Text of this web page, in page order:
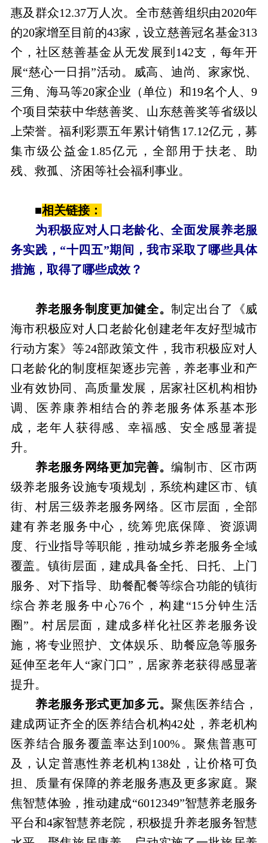
惠及群众12.37万人次。全市慈善组织由2020年
的20家增至目前的43家，设立慈善冠名基金313
个，社区慈善基金从无发展到142支，每年开
展“慈心一日捐”活动。威高、迪尚、家家悦、
三角、海马等20家企业（单位）和19名个人、9
个项目荣获中华慈善奖、山东慈善奖等省级以
上荣誉。福利彩票五年累计销售17.12亿元，募
集市级公益金1.85亿元，全部用于扶老、助
残、救孤、济困等社会福利事业。
■相关链接：
为积极应对人口老龄化、全面发展养老服
务实践，“十四五”期间，我市采取了哪些具体
措施，取得了哪些成效？
养老服务制度更加健全。制定出台了《威
海市积极应对人口老龄化创建老年友好型城市
行动方案》等24部政策文件，我市积极应对人
口老龄化的制度框架逐步完善，养老事业和产
业有效协同、高质量发展，居家社区机构相协
调、医养康养相结合的养老服务体系基本形
成，老年人获得感、幸福感、安全感显著提
升。
养老服务网络更加完善。编制市、区市两
级养老服务设施专项规划，系统构建区市、镇
街、村居三级养老服务网络。区市层面，全部
建有养老服务中心，统筹兜底保障、资源调
度、行业指导等职能，推动城乡养老服务全域
覆盖。镇街层面，建成具备全托、日托、上门
服务、对下指导、助餐配餐等综合功能的镇街
综合养老服务中心76个，构建“15分钟生活
圈”。村居层面，建成多样化社区养老服务设
施，将专业照护、文体娱乐、助餐应急等服务
延伸至老年人“家门口”，居家养老获得感显著
提升。
养老服务形式更加多元。聚焦医养结合，
建成两证齐全的医养结合机构42处，养老机构
医养结合服务覆盖率达到100%。聚焦普惠可
及，认定普惠性养老机构138处，让价格可负
担、质量有保障的养老服务惠及更多家庭。聚
焦智慧体验，推动建成“6012349”智慧养老服务
平台和4家智慧养老院，积极提升养老服务智慧